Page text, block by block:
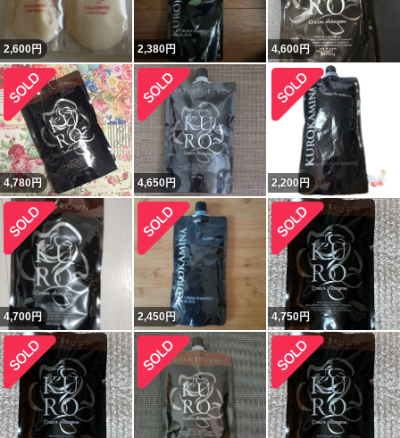
2,600円 2,380円 4,600円
4,780円 4,650円 2,200円
4,700円 2,450円 4,750円